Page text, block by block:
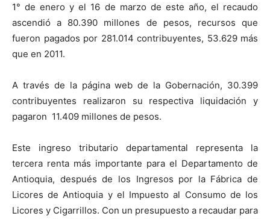
1° de enero y el 16 de marzo de este año, el recaudo
ascendió a 80.390 millones de pesos, recursos que
fueron pagados por 281.014 contribuyentes, 53.629 más
que en 2011.
A través de la página web de la Gobernación, 30.399
contribuyentes realizaron su respectiva liquidación y
pagaron 11.409 millones de pesos.
Este ingreso tributario departamental representa la
tercera renta más importante para el Departamento de
Antioquia, después de los Ingresos por la Fábrica de
Licores de Antioquia y el Impuesto al Consumo de los
Licores y Cigarrillos. Con un presupuesto a recaudar para